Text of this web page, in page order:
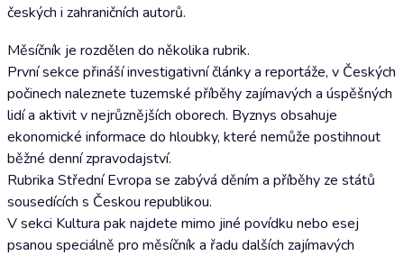
českých i zahraničních autorů.
Měsíčník je rozdělen do několika rubrik.
První sekce přináší investigativní články a reportáže, v Českých
počinech naleznete tuzemské příběhy zajímavých a úspěšných
lidí a aktivit v nejrůznějších oborech. Byznys obsahuje
ekonomické informace do hloubky, které nemůže postihnout
běžné denní zpravodajství.
Rubrika Střední Evropa se zabývá děním a příběhy ze států
sousedících s Českou republikou.
V sekci Kultura pak najdete mimo jiné povídku nebo esej
psanou speciálně pro měsíčník a řadu dalších zajímavých